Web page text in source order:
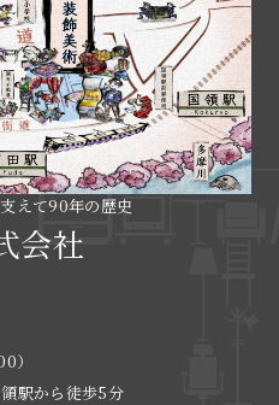
えて90年の歴史
会社
）
駅から徒歩5分